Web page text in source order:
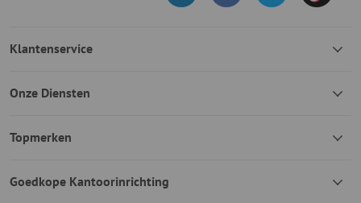
Klantenservice
Onze Diensten
Topmerken
Goedkope Kantoorinrichting